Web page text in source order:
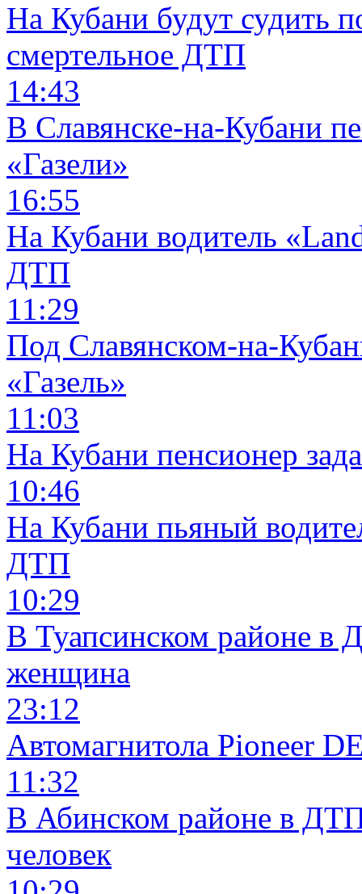
На Кубани будут судить
смертельное ДТП
14:43
В Славянске-на-Кубани
«Газели»
16:55
На Кубани водитель
ДТП
11:29
Под Славянском-на-
«Газель»
11:03
На Кубани пенсионер
10:46
На Кубани пьяный
ДТП
10:29
В Туапсинском районе в
женщина
23:12
Автомагнитола Pioneer
11:32
В Абинском районе в
человек